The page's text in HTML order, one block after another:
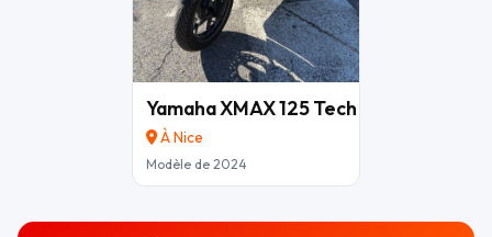
Yamaha XMAX 125 Tech Max – 2024 –
À Nice
Modèle de 2024